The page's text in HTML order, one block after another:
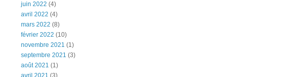
juin 2022 (4)
avril 2022 (4)
mars 2022 (8)
février 2022 (10)
novembre 2021 (1)
septembre 2021 (3)
août 2021 (1)
avril 2021 (3)